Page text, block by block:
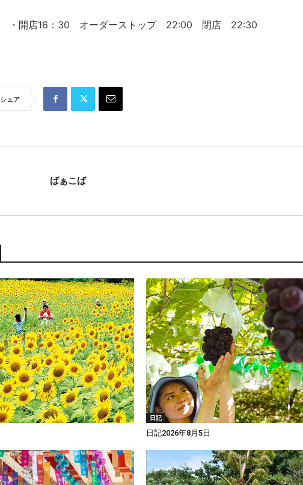
・開店16：30 オーダーストップ 22:00 閉店 22:30
シェア
ばぁこば
日記
日記2026年8月5日